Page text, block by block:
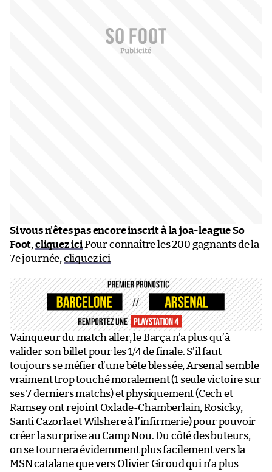
Si vous n’êtes pas encore inscrit à la joa-league So
Foot,cliquez iciPour connaître les 200 gagnants de la
7e journée, cliquez ici
Vainqueur du match aller, le Barça n’a plus qu’à
valider son billet pour les 1/4 de finale. S’il faut
toujours se méfier d’une bête blessée, Arsenal semble
vraiment trop touché moralement (1 seule victoire sur
ses 7 derniers matchs) et physiquement (Cech et
Ramsey ont rejoint Oxlade-Chamberlain, Rosicky,
Santi Cazorla et Wilshere à l’infirmerie) pour pouvoir
créer la surprise au Camp Nou. Du côté des buteurs,
on se tournera évidemment plus facilement vers la
MSN catalane que vers Olivier Giroud qui n’a plus